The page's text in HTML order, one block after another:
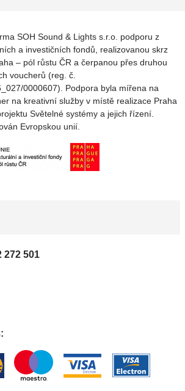
SOH Sound & Lights s.r.o. podporu z
a investičních fondů, realizovanou skrz
– pól růstu ČR a čerpanou přes druhou
voucherů (reg. č.
0000607). Podpora byla mířena na
na kreativní služby v místě realizace Praha
Světelné systémy a jejich řízení.
Evropskou unií.
272 501